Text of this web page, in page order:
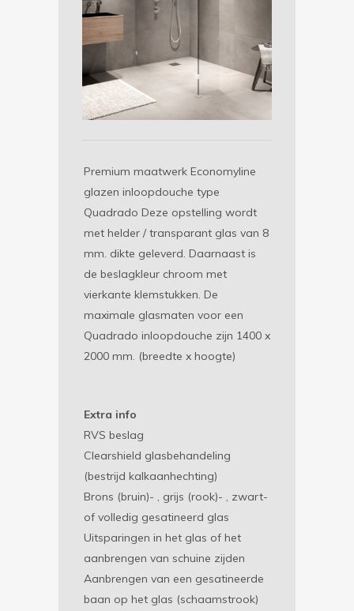
Premium maatwerk Economyline
glazen inloopdouche type
Quadrado Deze opstelling wordt
met helder / transparant glas van 8
mm. dikte geleverd. Daarnaast is
de beslagkleur chroom met
vierkante klemstukken. De
maximale glasmaten voor een
Quadrado inloopdouche zijn 1400 x
2000 mm. (breedte x hoogte)
Extra info
RVS beslag
Clearshield glasbehandeling
(bestrijd kalkaanhechting)
Brons (bruin)- , grijs (rook)- , zwart-
of volledig gesatineerd glas
Uitsparingen in het glas of het
aanbrengen van schuine zijden
Aanbrengen van een gesatineerde
baan op het glas (schaamstrook)